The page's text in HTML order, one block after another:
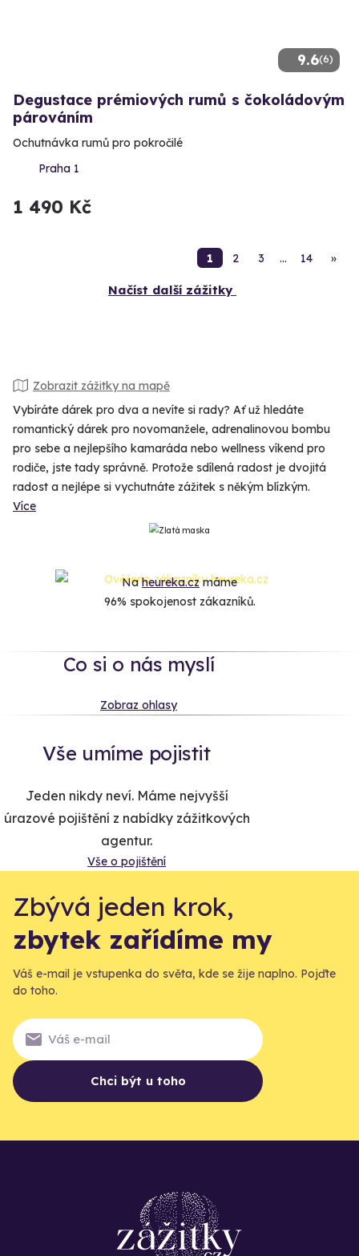
9.6(6)
Degustace prémiových rumů s čokoládovým
párováním
Ochutnávka rumů pro pokročilé
Praha 1
1 490 Kč
1 2 3 … 14 »
Načíst další zážitky
Zobrazit zážitky na mapě
Vybíráte dárek pro dva a nevíte si rady? Ať už hledáte
romantický dárek pro novomanžele, adrenalinovou bombu
pro sebe a nejlepšího kamaráda nebo wellness víkend pro
rodiče, jste tady správně. Protože sdílená radost je dvojitá
radost a nejlépe si vychutnáte zážitek s někým blízkým.
Více
Naheureka.czmáme
96% spokojenost zákazníků.
Co si o nás myslí
Zobraz ohlasy
Vše umíme pojistit
Jeden nikdy neví. Máme nejvyšší
úrazové pojištění z nabídky zážitkových
agentur.
Vše o pojištění
Zbývá jeden krok,
zbytek zařídíme my
Váš e-mail je vstupenka do světa, kde se žije naplno. Pojďte
do toho.
Chci být u toho